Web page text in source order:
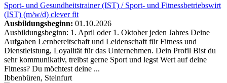
Sport- und Gesundheitstrainer (IST) / Sport- und Fitnessbetriebswirt
(IST) (m/w/d) clever fit
Ausbildungsbeginn: 01.10.2026
Ausbildungsbeginn: 1. April oder 1. Oktober jeden Jahres Deine
Aufgaben Lernbereitschaft und Leidenschaft für Fitness und
Dienstleistung, Loyalität für das Unternehmen. Dein Profil Bist du
sehr kommunikativ, treibst gerne Sport und legst Wert auf deine
Fitness? Du möchtest deine ...
Ibbenbüren, Steinfurt